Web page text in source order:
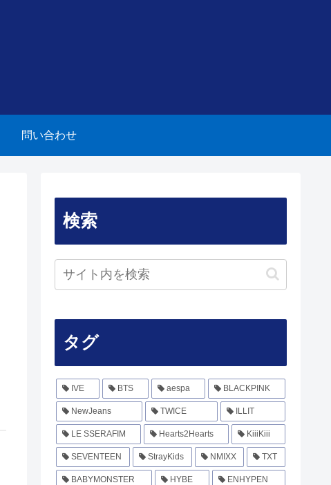
問い合わせ
検索
タグ
IVE BTS aespa BLACKPINK
NewJeans TWICE ILLIT
LE SSERAFIM Hearts2Hearts KiiiKiii
SEVENTEEN StrayKids NMIXX TXT
BABYMONSTER HYBE ENHYPEN